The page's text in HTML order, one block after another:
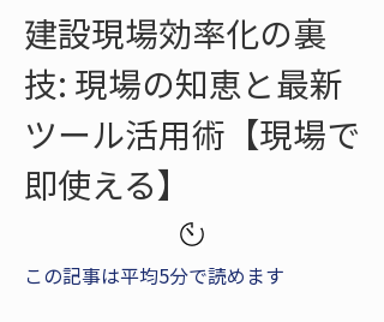
建設現場効率化の裏
技: 現場の知恵と最新
ツール活用術【現場で
即使える】
この記事は平均5分で読めます